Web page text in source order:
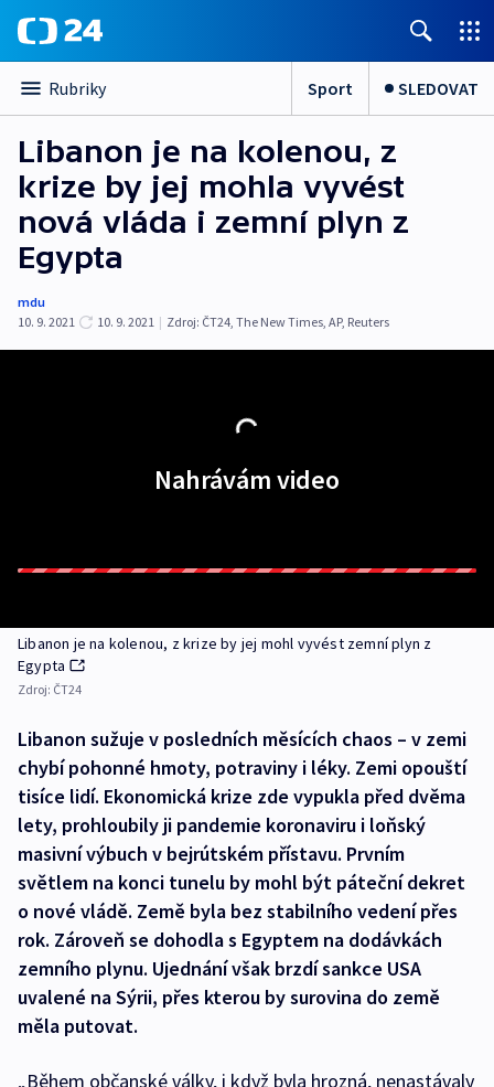
Rubriky Sport SLEDOVAT
Libanon je na kolenou, z
krize by jej mohla vyvést
nová vláda i zemní plyn z
Egypta
mdu
10. 9. 2021
10. 9. 2021 | Zdroj: ČT24, The New Times, AP, Reuters
Nahrávám video
Libanon je na kolenou, z krize by jej mohl vyvést zemní plyn z
Egypta
Zdroj: ČT24
Libanon sužuje v posledních měsících chaos –⁠ v zemi
chybí pohonné hmoty, potraviny i léky. Zemi opouští
tisíce lidí. Ekonomická krize zde vypukla před dvěma
lety, prohloubily ji pandemie koronaviru i loňský
masivní výbuch v bejrútském přístavu. Prvním
světlem na konci tunelu by mohl být páteční dekret
o nové vládě. Země byla bez stabilního vedení přes
rok. Zároveň se dohodla s Egyptem na dodávkách
zemního plynu. Ujednání však brzdí sankce USA
uvalené na Sýrii, přes kterou by surovina do země
měla putovat.
„Během občanské války, i když byla hrozná, nenastávaly